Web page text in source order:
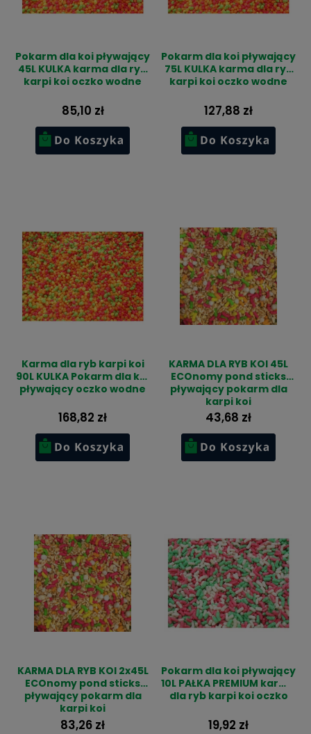
Pokarm dla koi pływający
45L KULKA karma dla ryb
karpi koi oczko wodne
85,10 zł
Pokarm dla koi pływający
75L KULKA karma dla ryb
karpi koi oczko wodne
127,88 zł
Karma dla ryb karpi koi
90L KULKA Pokarm dla koi
pływający oczko wodne
168,82 zł
KARMA DLA RYB KOI 45L
ECOnomy pond sticks
pływający pokarm dla
karpi koi
43,68 zł
KARMA DLA RYB KOI 2x45L
ECOnomy pond sticks
pływający pokarm dla
karpi koi
83,26 zł
Pokarm dla koi pływający
10L PAŁKA PREMIUM karma
dla ryb karpi koi oczko
19,92 zł